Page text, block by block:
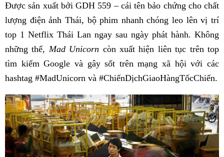
Được sản xuất bởi GDH 559 – cái tên bảo chứng cho chất
lượng điện ảnh Thái, bộ phim nhanh chóng leo lên vị trí
top 1 Netflix Thái Lan ngay sau ngày phát hành. Không
những thế, Mad Unicorn còn xuất hiện liên tục trên top
tìm kiếm Google và gây sốt trên mạng xã hội với các
hashtag #MadUnicorn và #ChiếnDịchGiaoHàngTốcChiến.